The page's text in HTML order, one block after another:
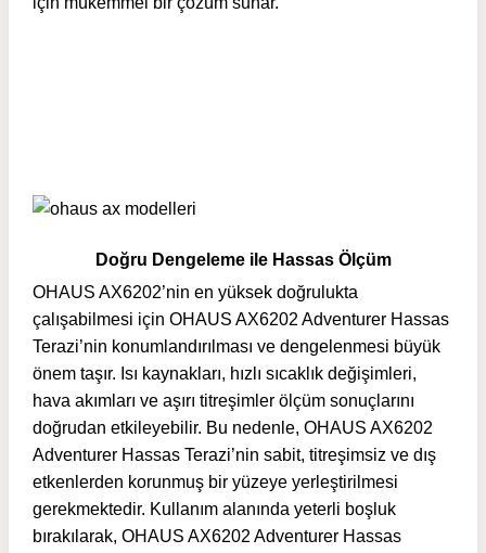
Doğru Dengeleme ile Hassas Ölçüm
OHAUS AX6202’nin en yüksek doğrulukta
çalışabilmesi için OHAUS AX6202 Adventurer Hassas
Terazi’nin konumlandırılması ve dengelenmesi büyük
önem taşır. Isı kaynakları, hızlı sıcaklık değişimleri,
hava akımları ve aşırı titreşimler ölçüm sonuçlarını
doğrudan etkileyebilir. Bu nedenle, OHAUS AX6202
Adventurer Hassas Terazi’nin sabit, titreşimsiz ve dış
etkenlerden korunmuş bir yüzeye yerleştirilmesi
gerekmektedir. Kullanım alanında yeterli boşluk
bırakılarak, OHAUS AX6202 Adventurer Hassas